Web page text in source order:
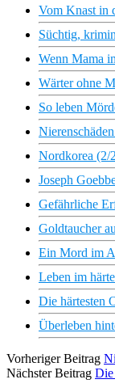
Vom Knast in
Süchtig,
Wenn Mama
Wärter ohne
So leben
Nordkorea (2/
Joseph
Gefährliche
Goldtaucher
Ein Mord im
Leben im
Die härtesten
Überleben
Vorheriger Beitrag
Nächster Beitrag Die